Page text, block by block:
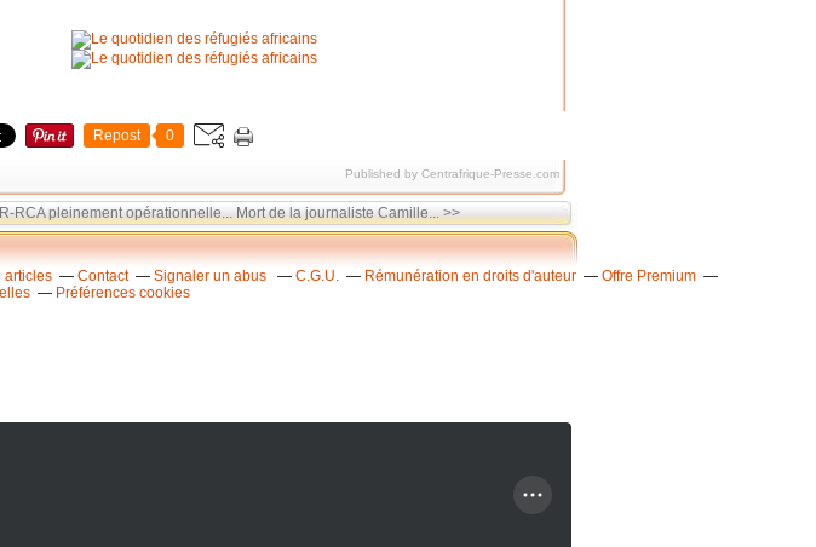
Repost 0
Published by Centrafrique-Presse.com
RCA pleinement opérationnelle... Mort de la journaliste Camille... >>
articles Contact Signaler un abus C.G.U. Rémunération en droits d'auteur
Offre Premium
Préférences cookies